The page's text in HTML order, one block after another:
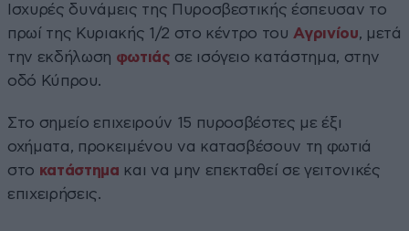
Ισχυρές δυνάμεις της Πυροσβεστικής έσπευσαν το
πρωί της Κυριακής 1/2 στο κέντρο του Αγρινίου, μετά
την εκδήλωση φωτιάς σε ισόγειο κατάστημα, στην
οδό Κύπρου.
Στο σημείο επιχειρούν 15 πυροσβέστες με έξι
οχήματα, προκειμένου να κατασβέσουν τη φωτιά
στο κατάστημα και να μην επεκταθεί σε γειτονικές
επιχειρήσεις.